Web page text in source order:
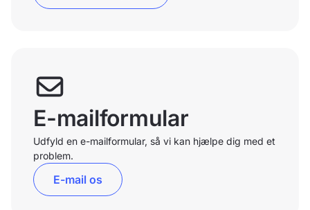
E-mailformular
Udfyld en e-mailformular, så vi kan hjælpe dig med et
problem.
E-mail os